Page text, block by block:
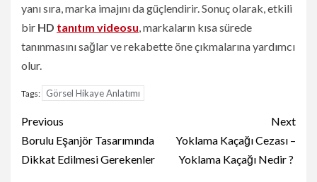
yanı sıra, marka imajını da güçlendirir. Sonuç olarak, etkili
bir HD tanıtım videosu, markaların kısa sürede
tanınmasını sağlar ve rekabette öne çıkmalarına yardımcı
olur.
Tags: Görsel Hikaye Anlatımı
Continue
Reading
Previous
Borulu Eşanjör Tasarımında
Dikkat Edilmesi Gerekenler
Next
Yoklama Kaçağı Cezası –
Yoklama Kaçağı Nedir ?